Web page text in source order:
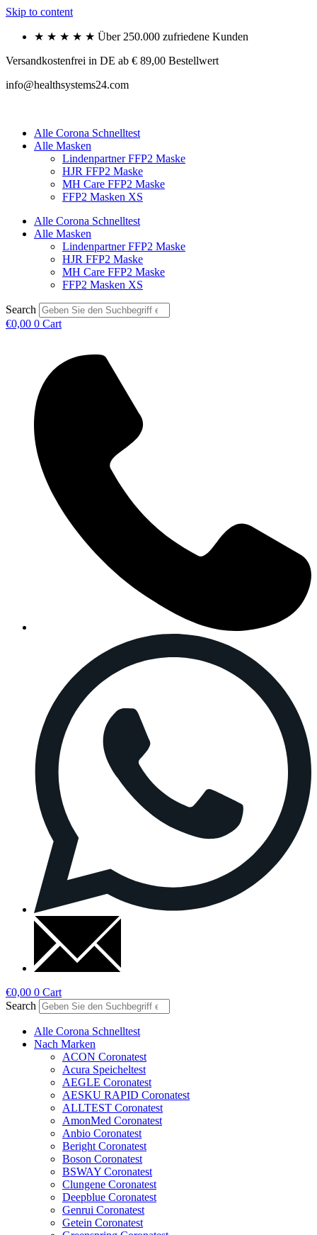
Skip to content
★ ★ ★ ★ ★ Über 250.000 zufriedene Kunden
Versandkostenfrei in DE ab € 89,00 Bestellwert
info@healthsystems24.com
Alle Corona Schnelltest
Alle Masken
Lindenpartner FFP2 Maske
HJR FFP2 Maske
MH Care FFP2 Maske
FFP2 Masken XS
Alle Corona Schnelltest
Alle Masken
Lindenpartner FFP2 Maske
HJR FFP2 Maske
MH Care FFP2 Maske
FFP2 Masken XS
Search
€0,00 0 Cart
€0,00 0 Cart
Search
Alle Corona Schnelltest
Nach Marken
ACON Coronatest
Acura Speicheltest
AEGLE Coronatest
AESKU RAPID Coronatest
ALLTEST Coronatest
AmonMed Coronatest
Anbio Coronatest
Beright Coronatest
Boson Coronatest
BSWAY Coronatest
Clungene Coronatest
Deepblue Coronatest
Genrui Coronatest
Getein Coronatest